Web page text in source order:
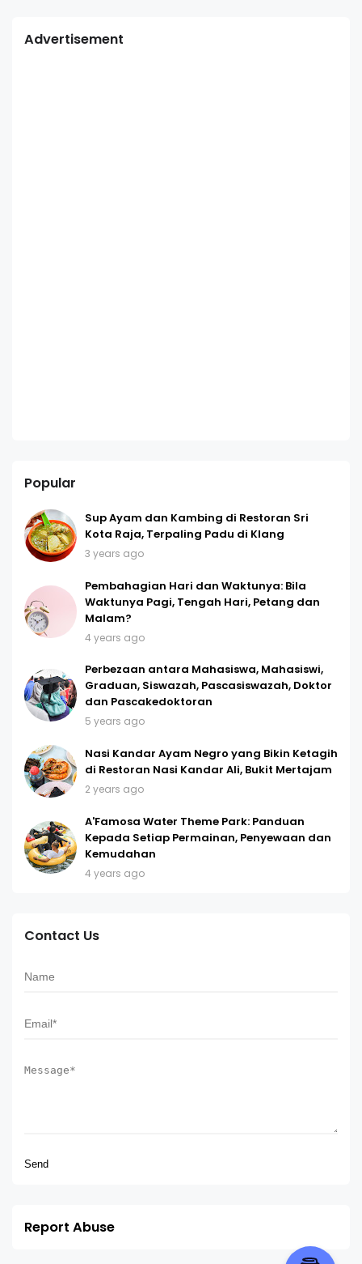
Advertisement
Popular
Sup Ayam dan Kambing di Restoran Sri
Kota Raja, Terpaling Padu di Klang
3 years ago
Pembahagian Hari dan Waktunya: Bila
Waktunya Pagi, Tengah Hari, Petang dan
Malam?
4 years ago
Perbezaan antara Mahasiswa, Mahasiswi,
Graduan, Siswazah, Pascasiswazah, Doktor
dan Pascakedoktoran
5 years ago
Nasi Kandar Ayam Negro yang Bikin Ketagih
di Restoran Nasi Kandar Ali, Bukit Mertajam
2 years ago
A'Famosa Water Theme Park: Panduan
Kepada Setiap Permainan, Penyewaan dan
Kemudahan
4 years ago
Contact Us
Report Abuse